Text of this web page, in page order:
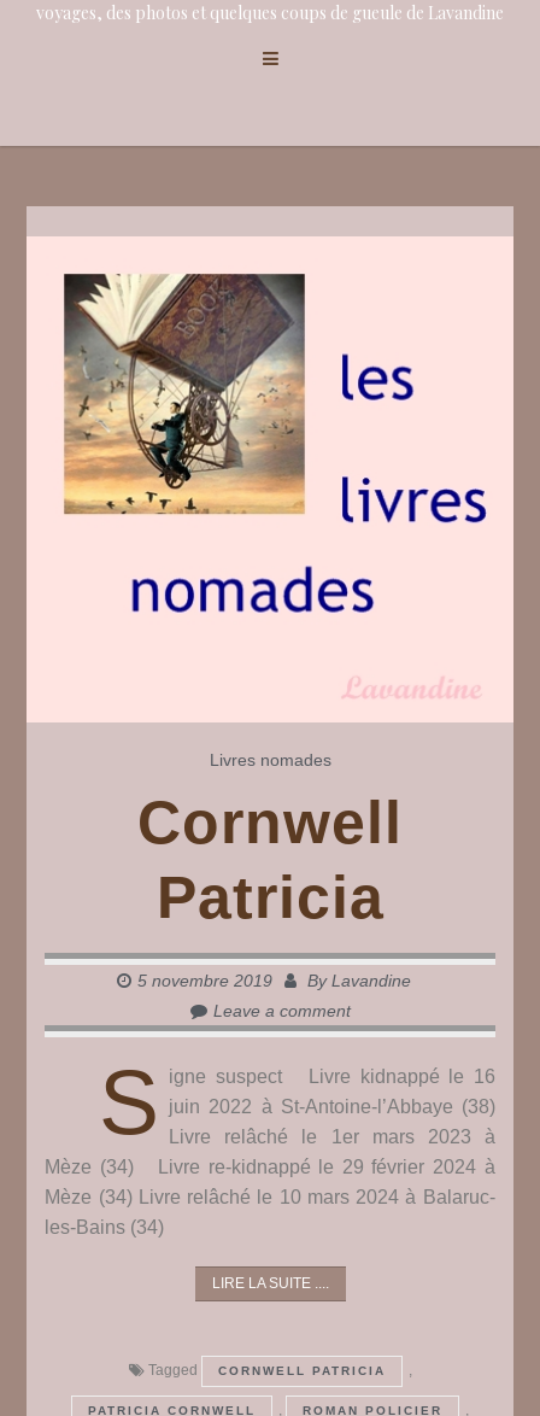
voyages, des photos et quelques coups de gueule de Lavandine
Livres nomades
Cornwell
Patricia
5 novembre 2019 ByLavandine
Leave a comment
S
igne suspect Livre kidnappé le 16
juin 2022 à St-Antoine-l’Abbaye (38)
Livre relâché le 1er mars 2023 à
Mèze (34) Livre re-kidnappé le 29 février 2024 à
Mèze (34) Livre relâché le 10 mars 2024 à Balaruc-
les-Bains (34)
LIRE LA SUITE ....
Tagged CORNWELL PATRICIA ,
PATRICIA CORNWELL , ROMAN POLICIER ,